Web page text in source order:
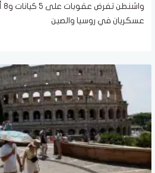
عسكريان في روسيا والصين